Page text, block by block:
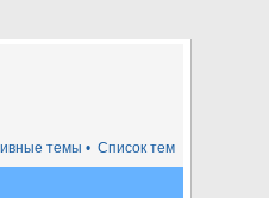
Список тем
темы •